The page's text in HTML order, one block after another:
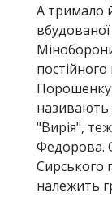
А тримало
називають
"Вирія",
Федорова.
Сирського
належить